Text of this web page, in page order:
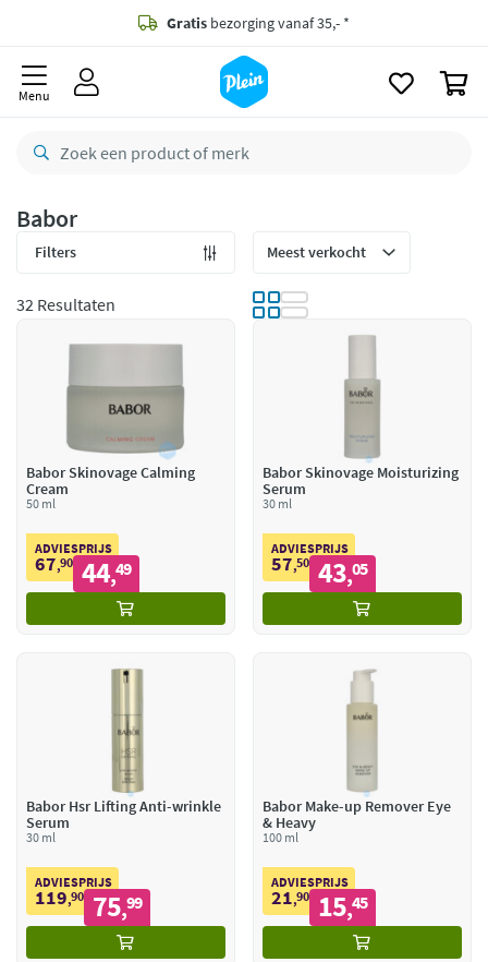
Gratis bezorging vanaf 35,- *
Bestelling uiterlijkmaandag
retourneren
Betaal met Klarna
Menu
Babor
Filters
32 Resultaten
Babor Skinovage Calming
Cream
50 ml
ADVIESPRIJS
67,90 44,49
Babor Skinovage Moisturizing
Serum
30 ml
ADVIESPRIJS
57,50 43,05
Babor Hsr Lifting Anti-wrinkle
Serum
30 ml
ADVIESPRIJS
119,90 75,99
Babor Make-up Remover Eye
& Heavy
100 ml
ADVIESPRIJS
21,90 15,45